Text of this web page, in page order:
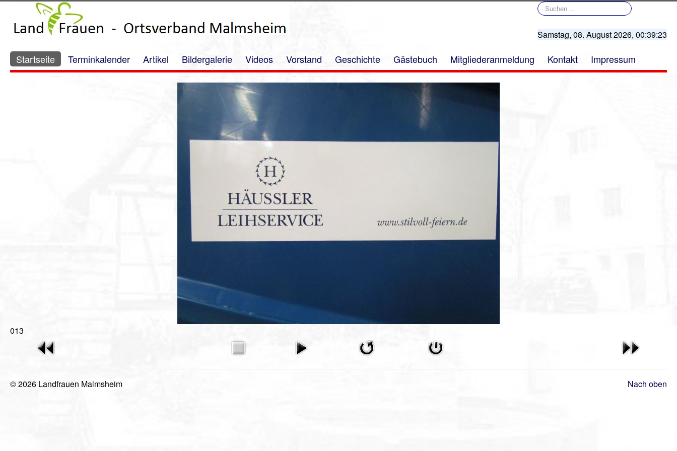
Suchen
...
Samstag, 08. August 2026, 00:39:23
Startseite Terminkalender Artikel Bildergalerie Videos Vorstand Geschichte Gästebuch Mitgliederanmeldung Kontakt Impressum
013
Nach oben
© 2026 Landfrauen Malmsheim